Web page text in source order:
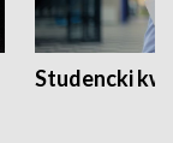
Studencki